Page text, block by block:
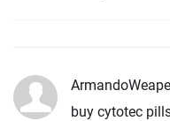
ArmandoWeape
buy cytotec